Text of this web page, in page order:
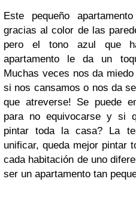
Este pequeño
gracias al color de las
pero el tono azul que
apartamento le da un
Muchas veces nos da
si nos cansamos o nos da
que atreverse! Se puede
para no equivocarse y si
pintar toda la casa? La
unificar, queda mejor pintar
cada habitación de uno
ser un apartamento tan